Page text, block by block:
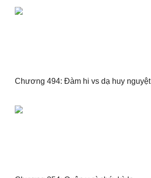
Chương 494: Đàm hi vs dạ huy nguyệt